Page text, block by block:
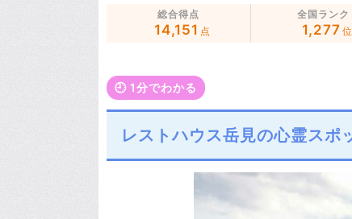
総合得点
14,151 点
全国ランク
1,277 位
🕘️ 1分でわかる
レストハウス岳見の心霊スポ